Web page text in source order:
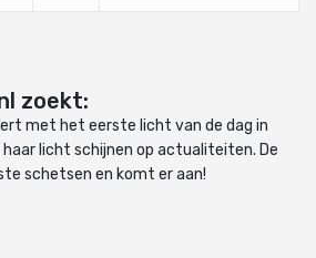
zoekt:
met het eerste licht van de dag in
haar licht schijnen op actualiteiten. De
schetsen en komt er aan!